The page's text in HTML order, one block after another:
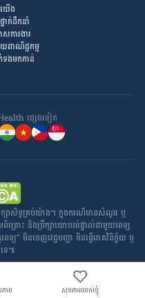
ាព សុខភាពរបស់ខ្ញុំ
ើង
ាក់ដឹកនាំ
ស​ការងារ
យពាណិជ្ជកម្ម
ទងមកកាន់
ផ្សេង​ទៀត
ាសិទ្ធ​គ្រប់យ៉ាង។ ក្នុង​ករណី​មាន​សំណួរ ឬ​
រោះ និង​ប្រឹក្សា​យោបល់​ផ្ទាល់​ជាមួយ​ពេទ្យ​
មិន​ចេញ​វេជ្ជបញ្ជា មិន​ធ្វើ​រោគវិនិច្ឆ័យ ឬ​
េ៕